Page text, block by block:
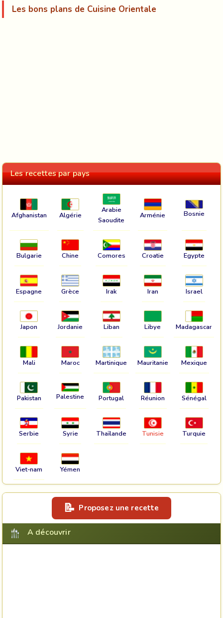
Les bons plans de Cuisine Orientale
Les recettes par pays
Afghanistan Algérie
Arabie
Saoudite
Arménie Bosnie
Bulgarie Chine Comores Croatie Egypte
Espagne Grèce Irak Iran Israel
Japon Jordanie Liban Libye Madagascar
Mali Maroc Martinique Mauritanie Mexique
Pakistan Palestine Portugal Réunion Sénégal
Serbie Syrie Thaïlande Tunisie Turquie
Viet-nam Yémen
Proposez une recette
A découvrir